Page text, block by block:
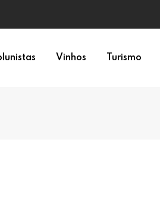
Vinhos Turismo